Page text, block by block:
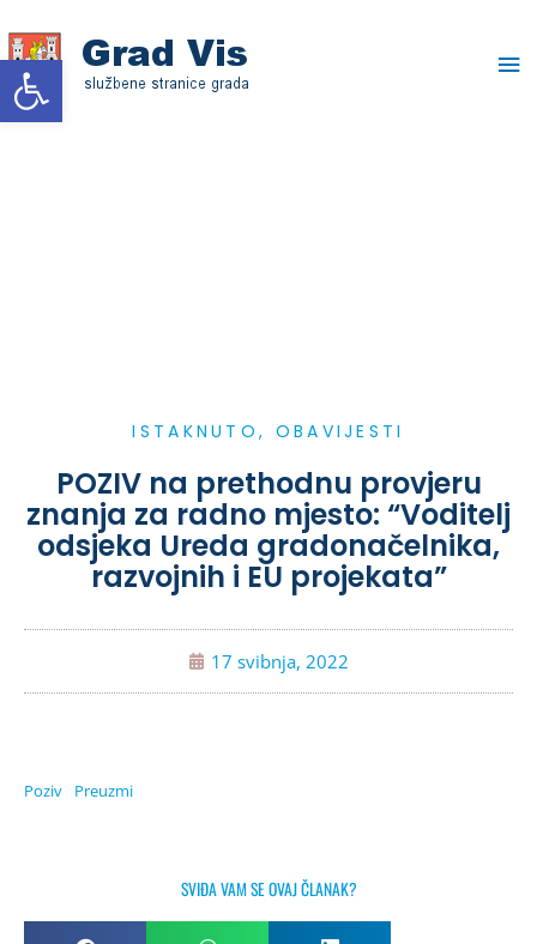
Open toolbar
to
content
ISTAKNUTO, OBAVIJESTI
POZIV na prethodnu provjeru
znanja za radno mjesto: “Voditelj
odsjeka Ureda gradonačelnika,
razvojnih i EU projekata”
17 svibnja, 2022
Poziv Preuzmi
SVIĐA VAM SE OVAJ ČLANAK?